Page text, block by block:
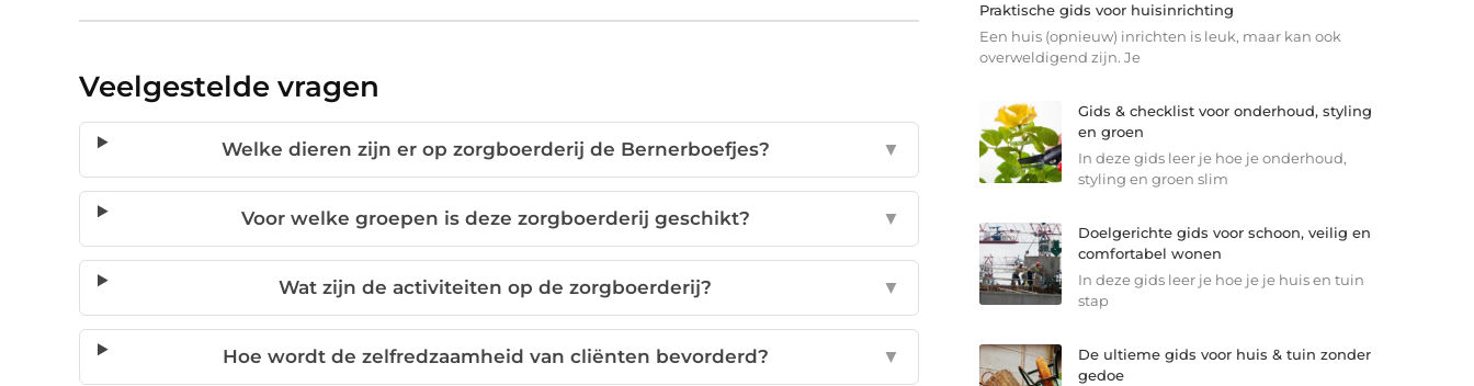
Veelgestelde vragen
Welke dieren zijn er op zorgboerderij de Bernerboefjes? ▼
Voor welke groepen is deze zorgboerderij geschikt? ▼
Wat zijn de activiteiten op de zorgboerderij? ▼
Hoe wordt de zelfredzaamheid van cliënten bevorderd? ▼
Praktische gids voor huisinrichting
Een huis (opnieuw) inrichten is leuk, maar kan ook
overweldigend zijn. Je
Gids & checklist voor onderhoud, styling
en groen
In deze gids leer je hoe je onderhoud,
styling en groen slim
Doelgerichte gids voor schoon, veilig en
comfortabel wonen
In deze gids leer je hoe je je huis en tuin
stap
De ultieme gids voor huis & tuin zonder
gedoe